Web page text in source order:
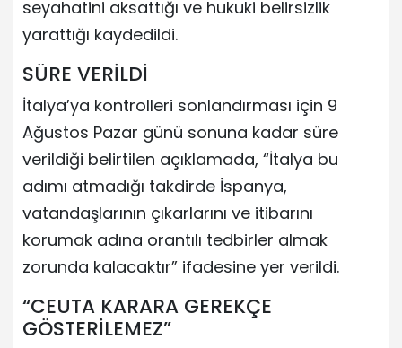
seyahatini aksattığı ve hukuki belirsizlik
yarattığı kaydedildi.
SÜRE VERİLDİ
İtalya’ya kontrolleri sonlandırması için 9
Ağustos Pazar günü sonuna kadar süre
verildiği belirtilen açıklamada, “İtalya bu
adımı atmadığı takdirde İspanya,
vatandaşlarının çıkarlarını ve itibarını
korumak adına orantılı tedbirler almak
zorunda kalacaktır” ifadesine yer verildi.
“CEUTA KARARA GEREKÇE
GÖSTERİLEMEZ”